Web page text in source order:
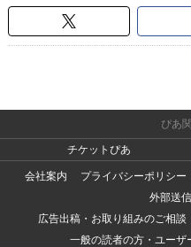
ぴあ
チケットぴあ
会社案内
プライバシーポリシー
外部送
広告出稿・お取り組みのご相
一般の読者の方・ユー